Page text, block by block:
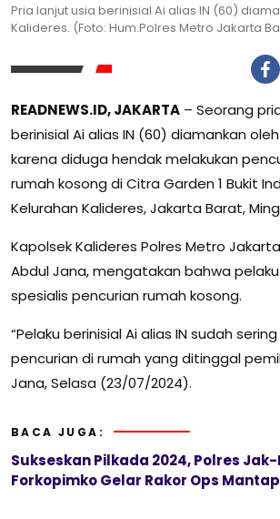
Pria lanjut usia berinisial Ai alias IN (60)
Kalideres. (Foto: Hum.Polres Metro Jakarta
READNEWS.ID, JAKARTA – Seorang
berinisial Ai alias IN (60) diamankan
karena diduga hendak melakukan
rumah kosong di Citra Garden 1 Bukit
Kelurahan Kalideres, Jakarta Barat,
Kapolsek Kalideres Polres Metro
Abdul Jana, mengatakan bahwa
spesialis pencurian rumah kosong.
“Pelaku berinisial Ai alias IN sudah
pencurian di rumah yang ditinggal
Jana, Selasa (23/07/2024).
BACA JUGA:
Sukseskan Pilkada 2024, Polres
Forkopimko Gelar Rakor Ops